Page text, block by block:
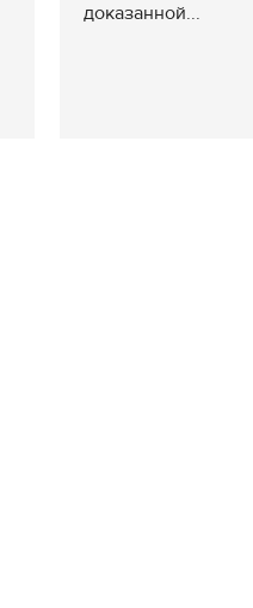
доказанной...